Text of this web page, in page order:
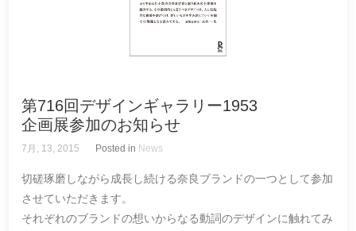
第716回デザインギャラリー1953
企画展参加のお知らせ
7月, 13, 2015 Posted in News
切磋琢磨しながら成長し続ける奈良ブランドの一つとして参加
させていただきます。
それぞれのブランドの想いからなる動詞のデザインに触れてみ